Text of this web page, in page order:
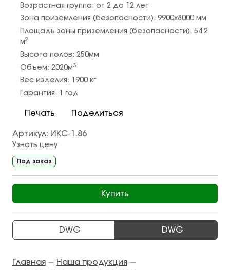
Возрастная группа: от 2 до 12 лет
Зона приземления (безопасности): 9900х8000 мм
Площадь зоны приземления (безопасности): 54,2
м2
Высота полов: 250мм
Объем: 2020м3
Вес изделия: 1900 кг
Гарантия:
1 год
Печать Поделиться
Артикул: ИКС-1.86
Узнать цену
Под заказ
Купить
DWG DWG
Главная — Наша продукция —